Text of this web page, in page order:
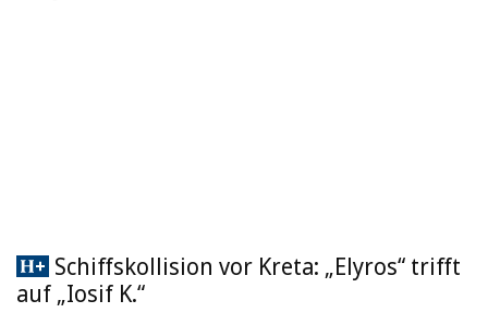
Schiffskollision vor Kreta: „Elyros“ trifft
auf „Iosif K.“